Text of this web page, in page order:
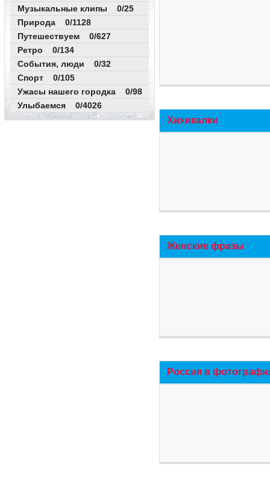
Музыкальные клипы 0/25
Природа 0/1128
Путешествуем 0/627
Ретро 0/134
События, люди 0/32
Спорт 0/105
Ужасы нашего городка 0/98
Улыбаемся 0/4026
Хихикалки
Женские фразы
Россия в